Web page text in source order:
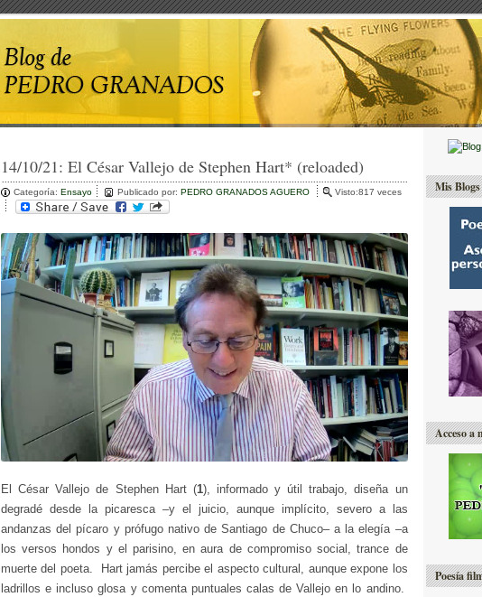
14/10/21: El César Vallejo de Stephen Hart* (reloaded)
Categoría: Ensayo Publicado por: PEDRO GRANADOS AGUERO Visto:817 veces
El César Vallejo de Stephen Hart (1), informado y útil trabajo, diseña un
degradé desde la picaresca –y el juicio, aunque implícito, severo a las
andanzas del pícaro y prófugo nativo de Santiago de Chuco– a la elegía –a
los versos hondos y el parisino, en aura de compromiso social, trance de
muerte del poeta. Hart jamás percibe el aspecto cultural, aunque expone los
ladrillos e incluso glosa y comenta puntuales calas de Vallejo en lo andino.
Mis Blogs
Acceso a
Poesía